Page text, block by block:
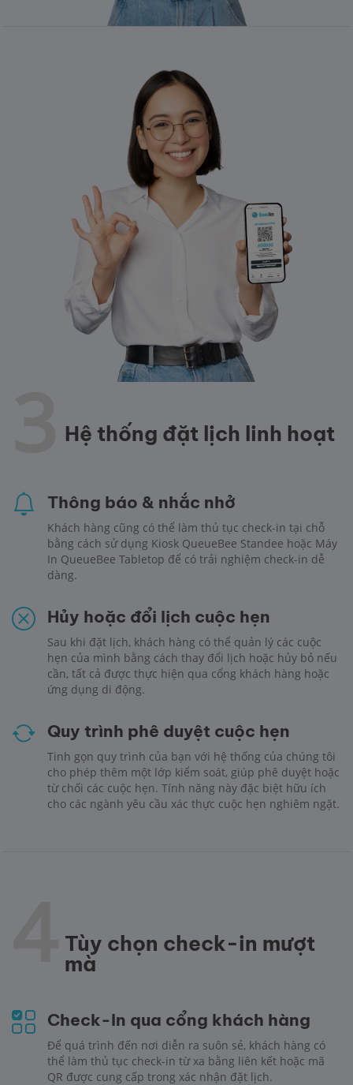
Hệ thống đặt lịch linh hoạt
Thông báo & nhắc nhở
Khách hàng cũng có thể làm thủ tục check-in tại chỗ
bằng cách sử dụng Kiosk QueueBee Standee hoặc Máy
In QueueBee Tabletop để có trải nghiệm check-in dễ
dàng.
Hủy hoặc đổi lịch cuộc hẹn
Sau khi đặt lịch, khách hàng có thể quản lý các cuộc
hẹn của mình bằng cách thay đổi lịch hoặc hủy bỏ nếu
cần, tất cả được thực hiện qua cổng khách hàng hoặc
ứng dụng di động.
Quy trình phê duyệt cuộc hẹn
Tinh gọn quy trình của bạn với hệ thống của chúng tôi
cho phép thêm một lớp kiểm soát, giúp phê duyệt hoặc
từ chối các cuộc hẹn. Tính năng này đặc biệt hữu ích
cho các ngành yêu cầu xác thực cuộc hẹn nghiêm ngặt.
Tùy chọn check-in mượt
mà
Check-In qua cổng khách hàng
Để quá trình đến nơi diễn ra suôn sẻ, khách hàng có
thể làm thủ tục check-in từ xa bằng liên kết hoặc mã
QR được cung cấp trong xác nhận đặt lịch.